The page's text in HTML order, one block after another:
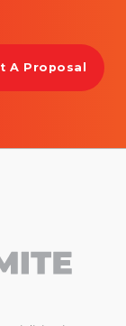
A Proposal